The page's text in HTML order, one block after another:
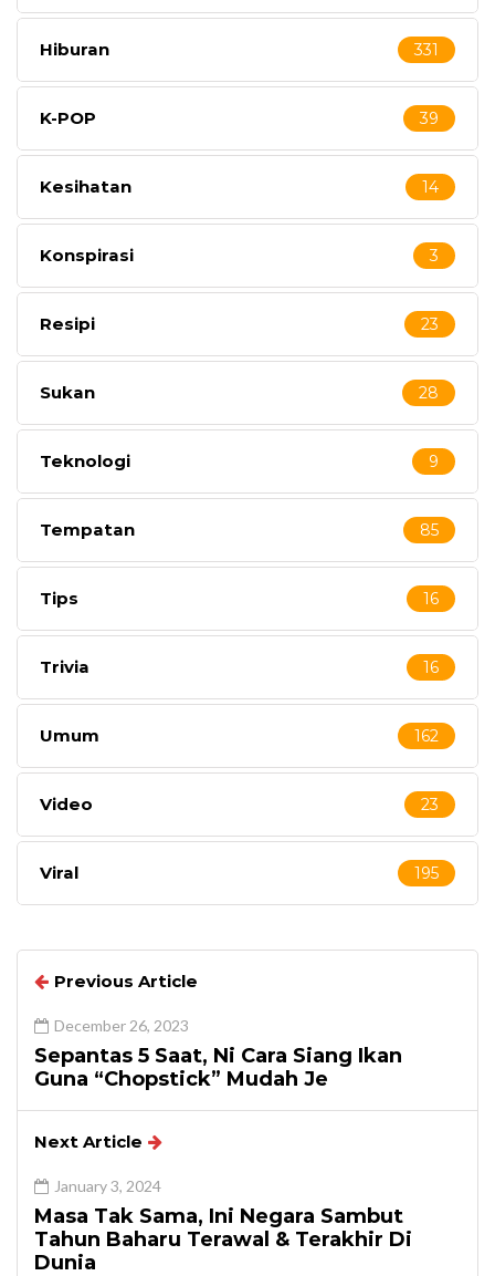
Hiburan 331
K-POP 39
Kesihatan 14
Konspirasi 3
Resipi 23
Sukan 28
Teknologi 9
Tempatan 85
Tips 16
Trivia 16
Umum 162
Video 23
Viral 195
Previous Article
December 26, 2023
Sepantas 5 Saat, Ni Cara Siang Ikan
Guna “Chopstick” Mudah Je
Next Article
January 3, 2024
Masa Tak Sama, Ini Negara Sambut
Tahun Baharu Terawal & Terakhir Di
Dunia